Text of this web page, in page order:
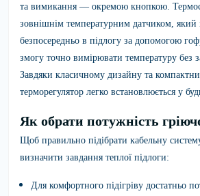
та вимикання — окремою кнопкою.
зовнішнім температурним датчиком, який
безпосередньо в підлогу за допомогою
змогу точно вимірювати температуру без
Завдяки класичному дизайну та
терморегулятор легко встановлюється у
Як обрати потужність
Щоб правильно підібрати кабельну
визначити завдання теплої підлоги:
Для комфортного підігріву достатньо